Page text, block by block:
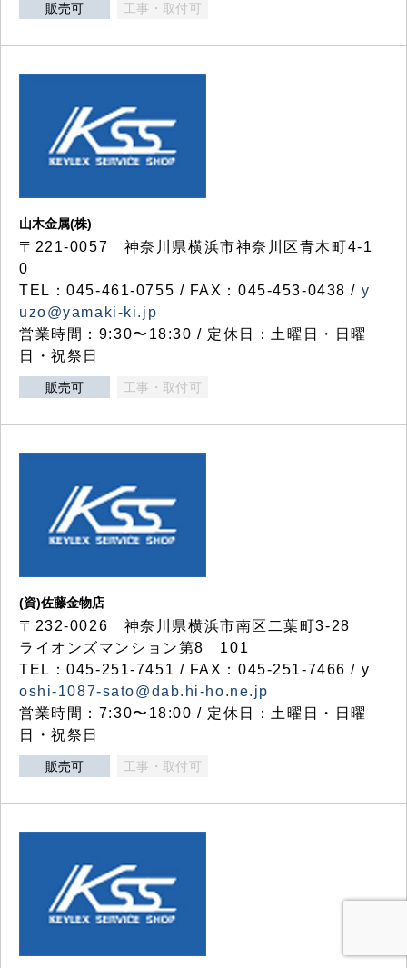
販売可 工事・取付可
山木金属(株)
〒221-0057 神奈川県横浜市神奈川区青木町4-1
0
TEL：045-461-0755 / FAX：045-453-0438 / y
uzo@yamaki-ki.jp
営業時間：9:30〜18:30 / 定休日：土曜日・日曜
日・祝祭日
販売可 工事・取付可
(資)佐藤金物店
〒232-0026 神奈川県横浜市南区二葉町3-28
ライオンズマンション第8 101
TEL：045-251-7451 / FAX：045-251-7466 / y
oshi-1087-sato@dab.hi-ho.ne.jp
営業時間：7:30〜18:00 / 定休日：土曜日・日曜
日・祝祭日
販売可 工事・取付可